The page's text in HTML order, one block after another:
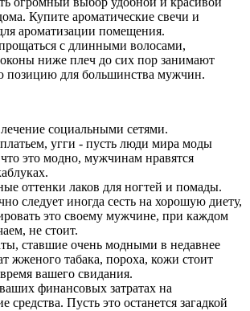
Купите ароматические свечи и
ароматизации помещения.
с длинными волосами,
ниже плеч до сих пор занимают
для большинства мужчин.
социальными сетями.
угги - пусть люди мира моды
это модно, мужчинам нравятся
оттенки лаков для ногтей и помады.
следует иногда сесть на хорошую диету,
это своему мужчине, при каждом
не стоит.
ставшие очень модными в недавнее
жженого табака, пороха, кожи стоит
вашего свидания.
финансовых затратах на
средства. Пусть это останется загадкой